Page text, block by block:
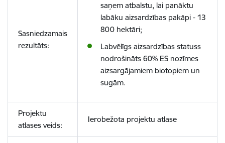
Sasniedzamais
rezultāts:
saņem atbalstu, lai panāktu
labāku aizsardzības pakāpi - 13
800 hektāri;
Labvēlīgs aizsardzības statuss
nodrošināts 60% ES nozīmes
aizsargājamiem biotopiem un
sugām.
Projektu
atlases veids:
Ierobežota projektu atlase